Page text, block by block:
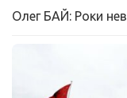
Олег БАЙ: Роки